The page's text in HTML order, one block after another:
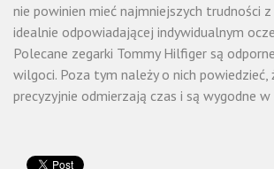
nie powinien mieć najmniejszych trudności
idealnie odpowiadającej indywidualnym
Polecane zegarki Tommy Hilfiger są
wilgoci. Poza tym należy o nich powiedzieć,
precyzyjnie odmierzają czas i są wygodne w